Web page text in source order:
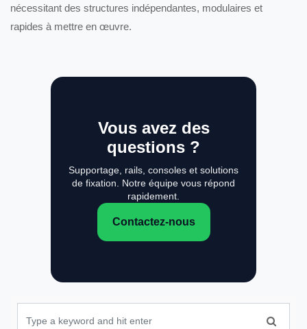
nécessitant des structures indépendantes, modulaires et
rapides à mettre en œuvre.
Vous avez des
questions ?
Supportage, rails, consoles et solutions
de fixation. Notre équipe vous répond
rapidement.
Contactez-nous